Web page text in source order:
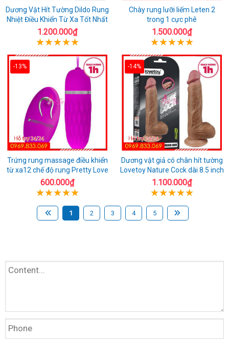
Dương Vật Hít Tường Dildo Rung
Nhiệt Điều Khiển Từ Xa Tốt Nhất
1.200.000₫
Chày rung lưỡi liếm Leten 2
trong 1 cực phê
1.500.000₫
-13%
Trứng rung massage điều khiển
từ xa12 chế độ rung Pretty Love
600.000₫
-14%
Dương vật giả có chân hít tường
Lovetoy Nature Cock dài 8.5 inch
1.100.000₫
1 2 3 4 5